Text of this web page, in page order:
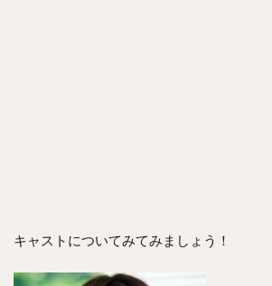
キャストについてみてみましょう！